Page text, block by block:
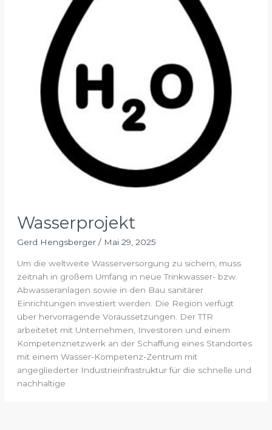
Wasserprojekt
Gerd Hengsberger / Mai 29, 2025
Um die weltweite Wasserversorgung zu sichern, muss
zeitnah in großem Umfang in neue Trinkwasser- bzw.
Abwasseranlagen sowie in den Bau sanitärer
Einrichtungen investiert werden. Die Region verfügt
über hervorragende Voraussetzungen. Der TTR
arbeitetet mit Unternehmen, Investoren und einem
Kompetenznetzwerk an der Schaffung eines Standortes
mit einem Wasser-Kompetenz-Zentrum mit
angegliederter Industrieinfrastruktur für die schnelle und
nachhaltige